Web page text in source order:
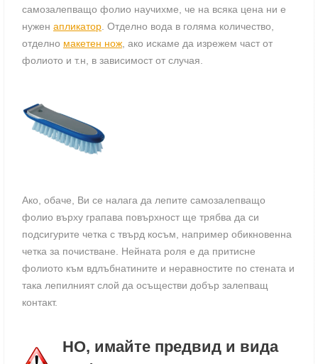
самозалепващо фолио научихме, че на всяка цена ни е
нужен апликатор . Отделно вода в голяма количество,
отделно макетен нож , ако искаме да изрежем част от
фолиото и т.н, в зависимост от случая.
Ако, обаче, Ви се налага да лепите самозалепващо
фолио върху грапава повърхност ще трябва да си
подсигурите четка с твърд косъм, например обикновенна
четка за почистване. Нейната роля е да притисне
фолиото към вдлъбнатините и неравностите по стената и
така лепилният слой да осъществи добър залепващ
контакт.
НО, имайте предвид и вида